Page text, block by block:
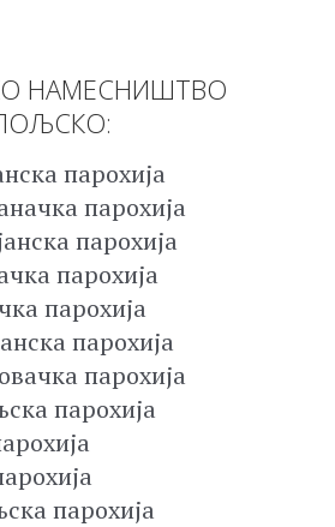
НАМЕСНИШТВО
парохија
парохија
парохија
парохија
парохија
парохија
парохија
парохија
парохија